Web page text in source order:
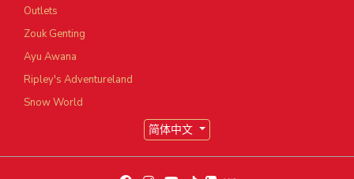
Outlets
Zouk Genting
Ayu Awana
Ripley's Adventureland
Snow World
简体中文